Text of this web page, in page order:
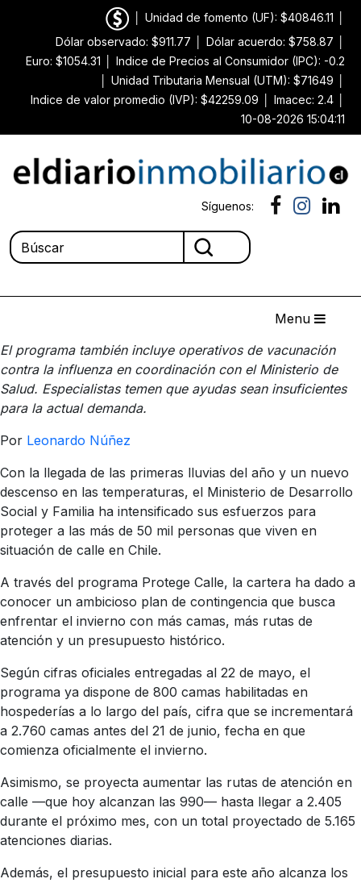
Unidad de fomento (UF): $40846.11
Dólar observado: $911.77
Dólar acuerdo: $758.87
Euro: $1054.31
Indice de Precios al Consumidor (IPC): -0.2
Unidad Tributaria Mensual (UTM): $71649
Indice de valor promedio (IVP): $42259.09
Imacec: 2.4
10-08-2026 15:04:11
Síguenos:
Menu
El programa también incluye operativos de vacunación
contra la influenza en coordinación con el Ministerio de
Salud. Especialistas temen que ayudas sean insuficientes
para la actual demanda.
Por Leonardo Núñez
Con la llegada de las primeras lluvias del año y un nuevo
descenso en las temperaturas, el Ministerio de Desarrollo
Social y Familia ha intensificado sus esfuerzos para
proteger a las más de 50 mil personas que viven en
situación de calle en Chile.
A través del programa Protege Calle, la cartera ha dado a
conocer un ambicioso plan de contingencia que busca
enfrentar el invierno con más camas, más rutas de
atención y un presupuesto histórico.
Según cifras oficiales entregadas al 22 de mayo, el
programa ya dispone de 800 camas habilitadas en
hospederías a lo largo del país, cifra que se incrementará
a 2.760 camas antes del 21 de junio, fecha en que
comienza oficialmente el invierno.
Asimismo, se proyecta aumentar las rutas de atención en
calle —que hoy alcanzan las 990— hasta llegar a 2.405
durante el próximo mes, con un total proyectado de 5.165
atenciones diarias.
Además, el presupuesto inicial para este año alcanza los